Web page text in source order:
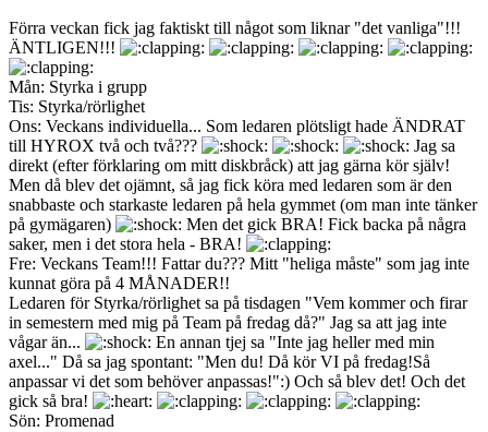
Förra veckan fick jag faktiskt till något som liknar "det vanliga"!!!
ÄNTLIGEN!!!
Mån: Styrka i grupp
Tis: Styrka/rörlighet
Ons: Veckans individuella... Som ledaren plötsligt hade ÄNDRAT
till HYROX två och två???
Jag sa
direkt (efter förklaring om mitt diskbråck) att jag gärna kör själv!
Men då blev det ojämnt, så jag fick köra med ledaren som är den
snabbaste och starkaste ledaren på hela gymmet (om man inte tänker
på gymägaren)
Men det gick BRA! Fick backa på några
saker, men i det stora hela - BRA!
Fre: Veckans Team!!! Fattar du??? Mitt "heliga måste" som jag inte
kunnat göra på 4 MÅNADER!!
Ledaren för Styrka/rörlighet sa på tisdagen "Vem kommer och firar
in semestern med mig på Team på fredag då?" Jag sa att jag inte
vågar än...
En annan tjej sa "Inte jag heller med min
axel..." Då sa jag spontant: "Men du! Då kör VI på fredag!Så
anpassar vi det som behöver anpassas!":) Och så blev det! Och det
gick så bra!
Sön: Promenad